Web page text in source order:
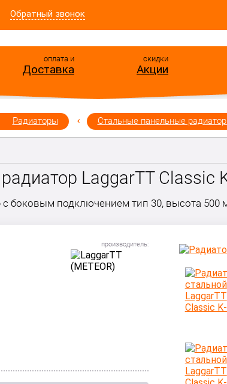
Обратный звонок
оплата и
Доставка
скидки
Акции
Радиаторы Стальные панельные
LaggarTT Classic
боковым подключением тип 30, высота 500